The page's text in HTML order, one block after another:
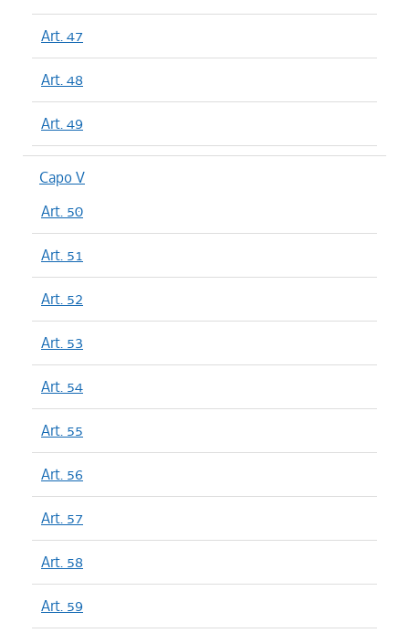
Art. 47
Art. 48
Art. 49
Capo V
Art. 50
Art. 51
Art. 52
Art. 53
Art. 54
Art. 55
Art. 56
Art. 57
Art. 58
Art. 59